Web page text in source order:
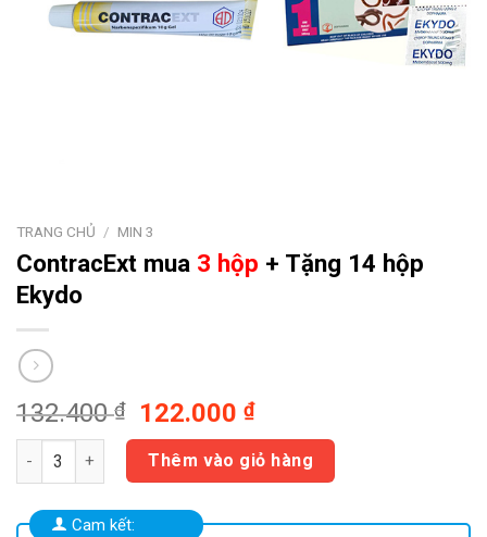
TRANG CHỦ / MIN 3
ContracExt mua 3 hộp + Tặng 14 hộp
Ekydo
132.400₫
Giá
gốc
là:
132.400 ₫.
122.000₫Giá
hiện
tại
là:
122.000 ₫.
ContracExt mua 3 hộp + Tặng 14 hộp Ekydo số lượng
Thêm vào giỏ hàng
Cam kết: